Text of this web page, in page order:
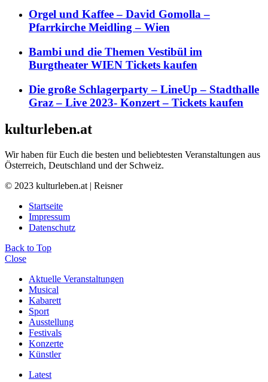
Orgel und Kaffee – David Gomolla –
Pfarrkirche Meidling – Wien
Bambi und die Themen Vestibül im
Burgtheater WIEN Tickets kaufen
Die große Schlagerparty – LineUp – Stadthalle
Graz – Live 2023- Konzert – Tickets kaufen
kulturleben.at
Wir haben für Euch die besten und beliebtesten Veranstaltungen aus
Österreich, Deutschland und der Schweiz.
© 2023 kulturleben.at | Reisner
Startseite
Impressum
Datenschutz
Back to Top
Close
Aktuelle Veranstaltungen
Musical
Kabarett
Sport
Ausstellung
Festivals
Konzerte
Künstler
Latest